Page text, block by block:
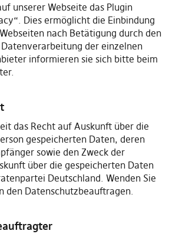
unserer Webseite das Plugin
Dies ermöglicht die Einbindung
nach Betätigung durch den
der einzelnen
informieren sie sich bitte beim
das Recht auf Auskunft über die
gespeicherten Daten, deren
sowie den Zweck der
über die gespeicherten Daten
Deutschland. Wenden Sie
den Datenschutzbeauftragen.